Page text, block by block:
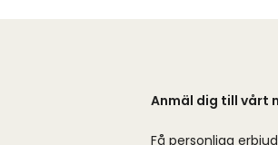
Anmäl dig till vårt
Få personliga